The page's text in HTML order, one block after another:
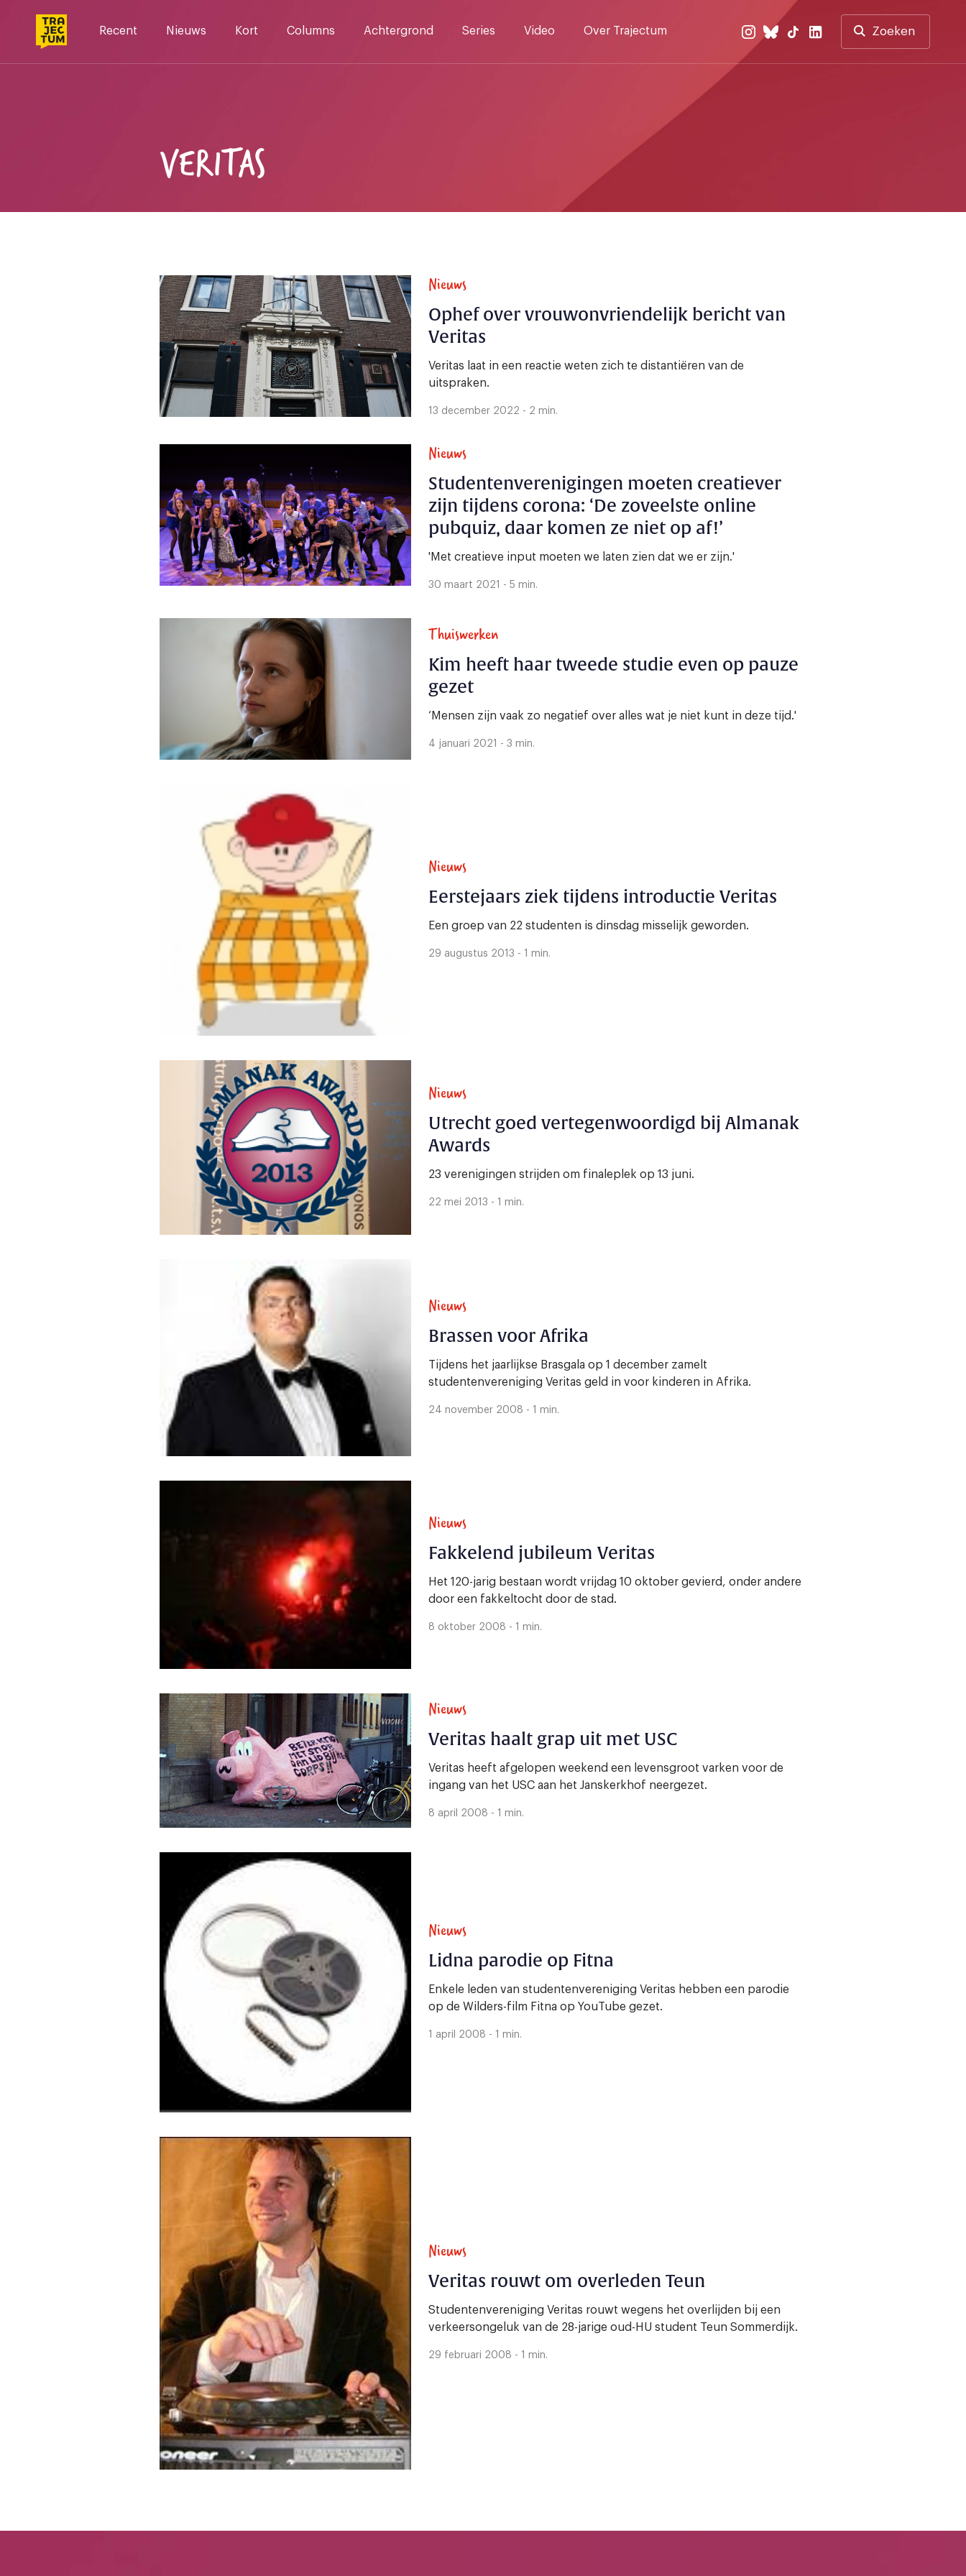
Recent Nieuws Kort Columns Achtergrond Series Video Over Trajectum Zoeken
VERITAS
Nieuws
Ophef over vrouwonvriendelijk bericht van
Veritas
Veritas laat in een reactie weten zich te distantiëren van de
uitspraken.
13 december 2022 - 2 min.
Nieuws
Studentenverenigingen moeten creatiever
zijn tijdens corona: ‘De zoveelste online
pubquiz, daar komen ze niet op af!’
'Met creatieve input moeten we laten zien dat we er zijn.'
30 maart 2021 - 5 min.
Thuiswerken
Kim heeft haar tweede studie even op pauze
gezet
‘Mensen zijn vaak zo negatief over alles wat je niet kunt in deze tijd.'
4 januari 2021 - 3 min.
Nieuws
Eerstejaars ziek tijdens introductie Veritas
Een groep van 22 studenten is dinsdag misselijk geworden.
29 augustus 2013 - 1 min.
Nieuws
Utrecht goed vertegenwoordigd bij Almanak
Awards
23 verenigingen strijden om finaleplek op 13 juni.
22 mei 2013 - 1 min.
Nieuws
Brassen voor Afrika
Tijdens het jaarlijkse Brasgala op 1 december zamelt
studentenvereniging Veritas geld in voor kinderen in Afrika.
24 november 2008 - 1 min.
Nieuws
Fakkelend jubileum Veritas
Het 120-jarig bestaan wordt vrijdag 10 oktober gevierd, onder andere
door een fakkeltocht door de stad.
8 oktober 2008 - 1 min.
Nieuws
Veritas haalt grap uit met USC
Veritas heeft afgelopen weekend een levensgroot varken voor de
ingang van het USC aan het Janskerkhof neergezet.
8 april 2008 - 1 min.
Nieuws
Lidna parodie op Fitna
Enkele leden van studentenvereniging Veritas hebben een parodie
op de Wilders-film Fitna op YouTube gezet.
1 april 2008 - 1 min.
Nieuws
Veritas rouwt om overleden Teun
Studentenvereniging Veritas rouwt wegens het overlijden bij een
verkeersongeluk van de 28-jarige oud-HU student Teun Sommerdijk.
29 februari 2008 - 1 min.